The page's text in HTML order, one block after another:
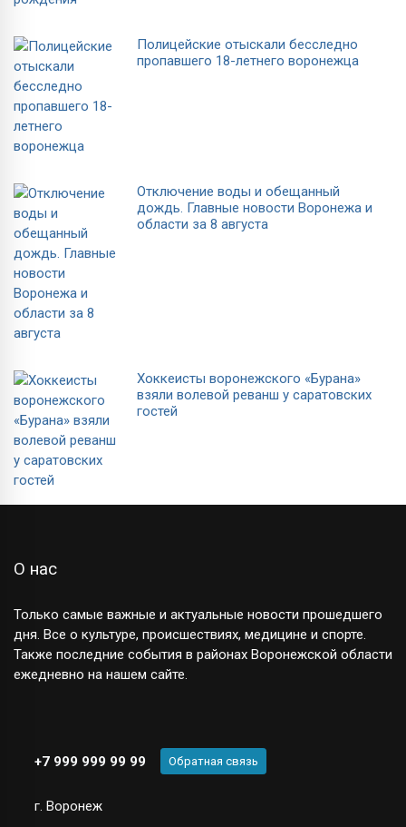
Полицейские отыскали бесследно
пропавшего 18-летнего воронежца
Отключение воды и обещанный
дождь. Главные новости Воронежа и
области за 8 августа
Хоккеисты воронежского «Бурана»
взяли волевой реванш у саратовских
гостей
О нас
Только самые важные и актуальные новости прошедшего
дня. Все о культуре, происшествиях, медицине и спорте.
Также последние события в районах Воронежской области
ежедневно на нашем сайте.
+7 999 999 99 99 Обратная связь
г. Воронеж